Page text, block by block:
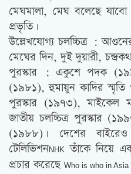
মেঘমালা, মেঘ বলেছে
প্রভৃতি।
উল্লেখযোগ্য চলচ্চিত্র :
মেঘের দিন, দুই দুয়ারী,
পুরস্কার : একুশে পদক
(১৯৮১), হুমায়ুন কাদির
পুরস্কার (১৯৭৩), মাইকেল
জাতীয় চলচ্চিত্র পুরস্কার
(১৯৮৮)। দেশের বাইরেও
টেলিভিশনNHK তাঁকে নিয়ে
প্রচার করেছে Who is who in Asia